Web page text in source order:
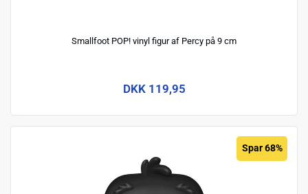
Smallfoot POP! vinyl figur af Percy på 9 cm
DKK 119,95
Spar 68%